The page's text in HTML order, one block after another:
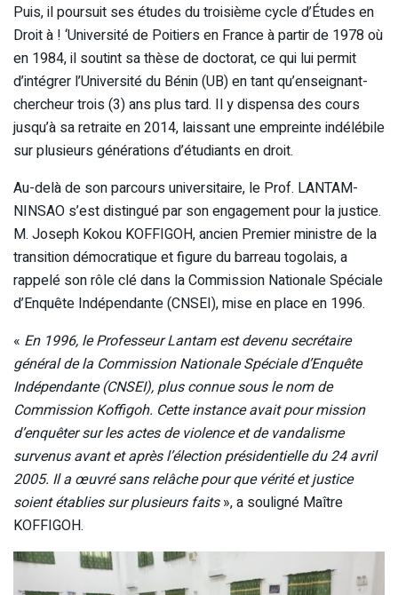
Puis, il poursuit ses études du troisième cycle d’Études en
Droit à ! ‘Université de Poitiers en France à partir de 1978 où
en 1984, il soutint sa thèse de doctorat, ce qui lui permit
d’intégrer l’Université du Bénin (UB) en tant qu’enseignant-
chercheur trois (3) ans plus tard. Il y dispensa des cours
jusqu’à sa retraite en 2014, laissant une empreinte indélébile
sur plusieurs générations d’étudiants en droit.
Au-delà de son parcours universitaire, le Prof. LANTAM-
NINSAO s’est distingué par son engagement pour la justice.
M. Joseph Kokou KOFFIGOH, ancien Premier ministre de la
transition démocratique et figure du barreau togolais, a
rappelé son rôle clé dans la Commission Nationale Spéciale
d’Enquête Indépendante (CNSEI), mise en place en 1996.
« En 1996, le Professeur Lantam est devenu secrétaire
général de la Commission Nationale Spéciale d’Enquête
Indépendante (CNSEI), plus connue sous le nom de
Commission Koffigoh. Cette instance avait pour mission
d’enquêter sur les actes de violence et de vandalisme
survenus avant et après l’élection présidentielle du 24 avril
2005. Il a œuvré sans relâche pour que vérité et justice
soient établies sur plusieurs faits», a souligné Maître
KOFFIGOH.